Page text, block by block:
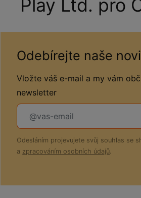
Play Ltd. pro
Odebírejte naše
Vložte váš e-mail a my vám
newsletter
Odesláním projevujete svůj souhlas se
a zpracováním osobních údajů.